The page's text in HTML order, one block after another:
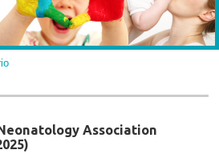
Association